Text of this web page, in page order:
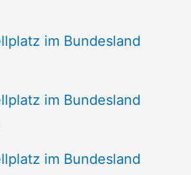
im Bundesland
im Bundesland
im Bundesland